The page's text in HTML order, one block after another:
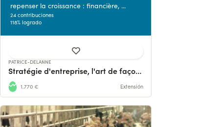
repenser la croissance : financière, ...
24 contribuciones
118% logrado
PATRICE-DELANNE
Stratégie d'entreprise, l'art de façonner l'avenir
1.770 € Extensión